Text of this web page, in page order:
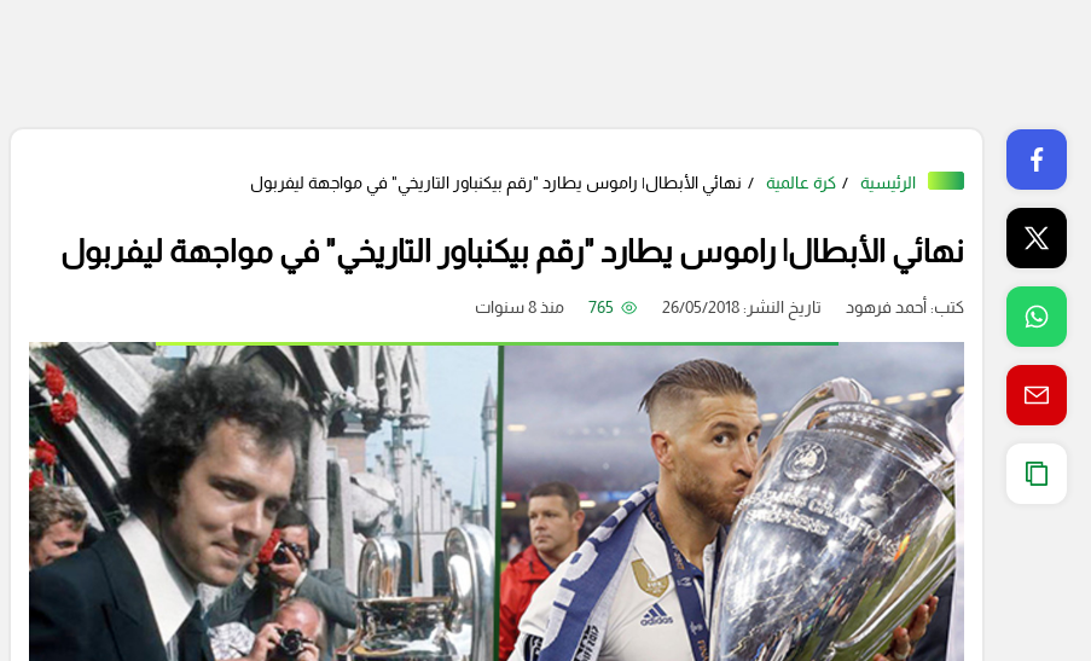
الرئيسية كرة عالمية نهائي الأبطال| راموس يطارد "رقم بيكنباور التاريخي" في مواجهة ليفربول
نهائي الأبطال| راموس يطارد "رقم بيكنباور التاريخي" في مواجهة ليفربول
كتب:أحمد فرهود تاريخ النشر: 26/05/2018 765 منذ 8 سنوات